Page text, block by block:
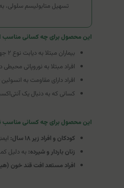
تسهیل متابولیسم سلولی،
این محصول برای چه کسانی
بیماران مبتلا به دیابت نوع ۲ جهت کمک به کنترل قند خون در کنار درمان اصلی.
افراد مبتلا به نوروپاتی
افراد دارای مقاومت به
کسانی که به دنبال یک
این محصول برای چه کسانی
کودکان و افراد زیر ۱۸ سال:
زنان باردار و شیرده: به دلیل
افراد مستعد افت قند خون